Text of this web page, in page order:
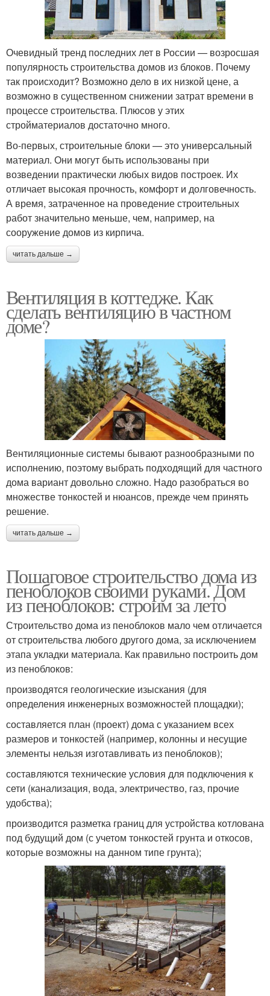
Очевидный тренд последних лет в России — возросшая
популярность строительства домов из блоков. Почему
так происходит? Возможно дело в их низкой цене, а
возможно в существенном снижении затрат времени в
процессе строительства. Плюсов у этих
стройматериалов достаточно много.
Во-первых, строительные блоки — это универсальный
материал. Они могут быть использованы при
возведении практически любых видов построек. Их
отличает высокая прочность, комфорт и долговечность.
А время, затраченное на проведение строительных
работ значительно меньше, чем, например, на
сооружение домов из кирпича.
читать дальше →
Вентиляция в коттедже. Как
сделать вентиляцию в частном
доме?
Вентиляционные системы бывают разнообразными по
исполнению, поэтому выбрать подходящий для частного
дома вариант довольно сложно. Надо разобраться во
множестве тонкостей и нюансов, прежде чем принять
решение.
читать дальше →
Пошаговое строительство дома из
пеноблоков своими руками. Дом
из пеноблоков: строим за лето
Строительство дома из пеноблоков мало чем отличается
от строительства любого другого дома, за исключением
этапа укладки материала. Как правильно построить дом
из пеноблоков:
производятся геологические изыскания (для
определения инженерных возможностей площадки);
составляется план (проект) дома с указанием всех
размеров и тонкостей (например, колонны и несущие
элементы нельзя изготавливать из пеноблоков);
составляются технические условия для подключения к
сети (канализация, вода, электричество, газ, прочие
удобства);
производится разметка границ для устройства котлована
под будущий дом (с учетом тонкостей грунта и откосов,
которые возможны на данном типе грунта);